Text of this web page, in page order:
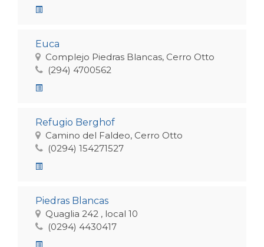
Euca
Complejo Piedras Blancas, Cerro Otto
(294) 4700562
Refugio Berghof
Camino del Faldeo, Cerro Otto
(0294) 154271527
Piedras Blancas
Quaglia 242 , local 10
(0294) 4430417